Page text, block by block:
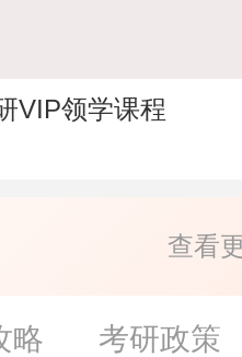
VIP领学课程
查看
略 考研政策